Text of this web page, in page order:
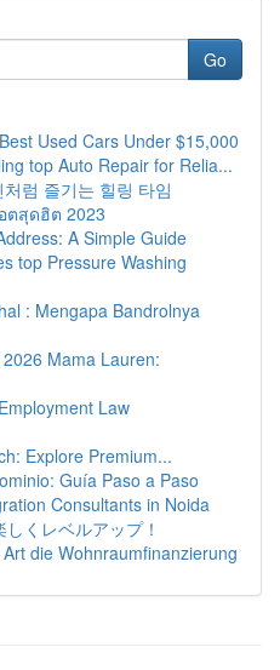
Go
Used Cars Under $15,000
top Auto Repair for Relia...
럼 즐기는 힐링 타임
ตสุดฮิต 2023
A Simple Guide
top Pressure Washing
: Mengapa Bandrolnya
Mama Lauren:
Law
Explore Premium...
Guía Paso a Paso
Consultants in Noida
くレベルアップ！
die Wohnraumfinanzierung